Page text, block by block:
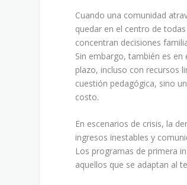
Cuando una comunidad
quedar en el centro de
concentran decisiones
Sin embargo, también es
plazo, incluso con recursos
cuestión pedagógica, sino
costo.
En escenarios de crisis, la
ingresos inestables y
Los programas de primera
aquellos que se adaptan al